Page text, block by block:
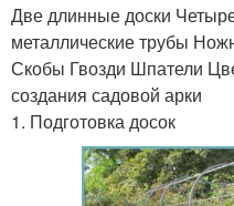
Две длинные доски
металлические трубы
Скобы Гвозди Шпатели
создания садовой арки
1. Подготовка досок